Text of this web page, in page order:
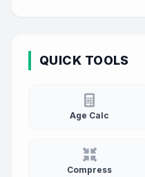
QUICK TOOLS
Age Calc
Compress